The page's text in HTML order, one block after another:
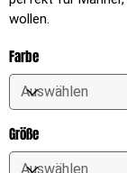
wollen.
Farbe
Größe